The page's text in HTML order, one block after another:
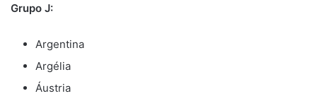
Grupo J:
Argentina
Argélia
Áustria